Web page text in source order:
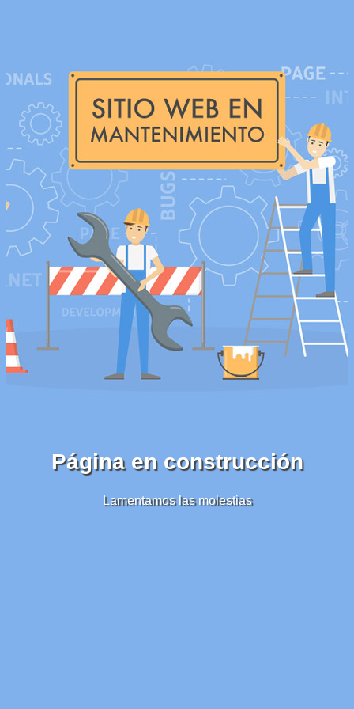
Página en construcción
Lamentamos las molestias